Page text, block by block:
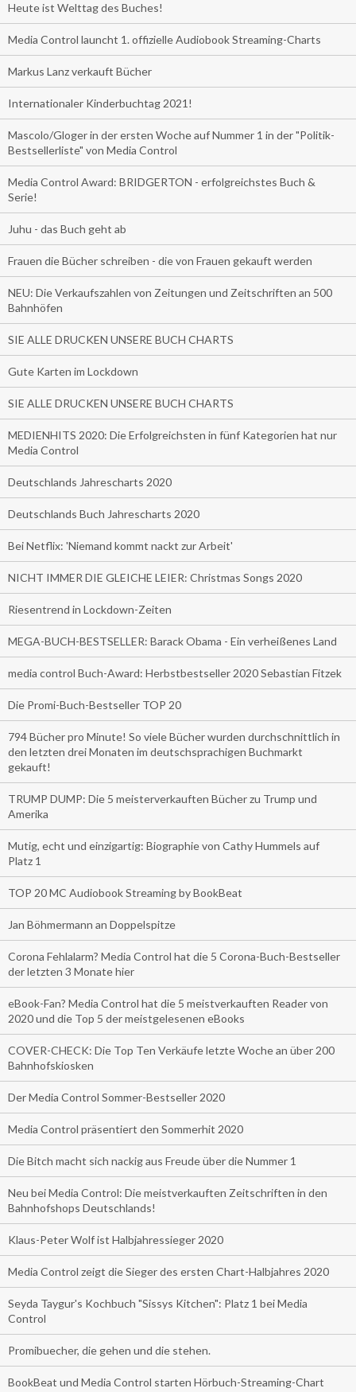
Heute ist Welttag des Buches!
Media Control launcht 1. offizielle Audiobook Streaming-Charts
Markus Lanz verkauft Bücher
Internationaler Kinderbuchtag 2021!
Mascolo/Gloger in der ersten Woche auf Nummer 1 in der "Politik-
Bestsellerliste" von Media Control
Media Control Award: BRIDGERTON - erfolgreichstes Buch &
Serie!
Juhu - das Buch geht ab
Frauen die Bücher schreiben - die von Frauen gekauft werden
NEU: Die Verkaufszahlen von Zeitungen und Zeitschriften an 500
Bahnhöfen
SIE ALLE DRUCKEN UNSERE BUCH CHARTS
Gute Karten im Lockdown
SIE ALLE DRUCKEN UNSERE BUCH CHARTS
MEDIENHITS 2020: Die Erfolgreichsten in fünf Kategorien hat nur
Media Control
Deutschlands Jahrescharts 2020
Deutschlands Buch Jahrescharts 2020
Bei Netflix: 'Niemand kommt nackt zur Arbeit'
NICHT IMMER DIE GLEICHE LEIER: Christmas Songs 2020
Riesentrend in Lockdown-Zeiten
MEGA-BUCH-BESTSELLER: Barack Obama - Ein verheißenes Land
media control Buch-Award: Herbstbestseller 2020 Sebastian Fitzek
Die Promi-Buch-Bestseller TOP 20
794 Bücher pro Minute! So viele Bücher wurden durchschnittlich in
den letzten drei Monaten im deutschsprachigen Buchmarkt
gekauft!
TRUMP DUMP: Die 5 meisterverkauften Bücher zu Trump und
Amerika
Mutig, echt und einzigartig: Biographie von Cathy Hummels auf
Platz 1
TOP 20 MC Audiobook Streaming by BookBeat
Jan Böhmermann an Doppelspitze
Corona Fehlalarm? Media Control hat die 5 Corona-Buch-Bestseller
der letzten 3 Monate hier
eBook-Fan? Media Control hat die 5 meistverkauften Reader von
2020 und die Top 5 der meistgelesenen eBooks
COVER-CHECK: Die Top Ten Verkäufe letzte Woche an über 200
Bahnhofskiosken
Der Media Control Sommer-Bestseller 2020
Media Control präsentiert den Sommerhit 2020
Die Bitch macht sich nackig aus Freude über die Nummer 1
Neu bei Media Control: Die meistverkauften Zeitschriften in den
Bahnhofshops Deutschlands!
Klaus-Peter Wolf ist Halbjahressieger 2020
Media Control zeigt die Sieger des ersten Chart-Halbjahres 2020
Seyda Taygur's Kochbuch "Sissys Kitchen": Platz 1 bei Media
Control
Promibuecher, die gehen und die stehen.
BookBeat und Media Control starten Hörbuch-Streaming-Chart